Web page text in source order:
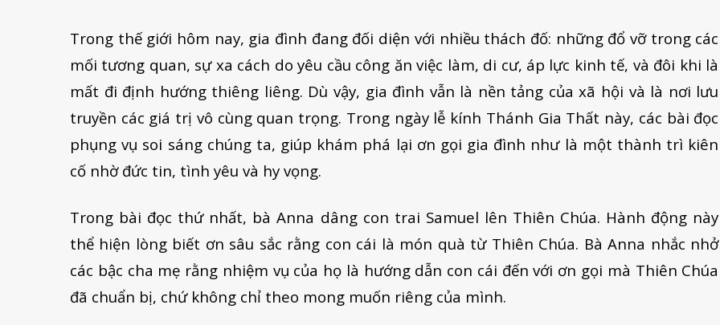
Trong thế giới hôm nay, gia đình đang đối diện với nhiều thách đố: những đổ vỡ trong các
mối tương quan, sự xa cách do yêu cầu công ăn việc làm, di cư, áp lực kinh tế, và đôi khi là
mất đi định hướng thiêng liêng. Dù vậy, gia đình vẫn là nền tảng của xã hội và là nơi lưu
truyền các giá trị vô cùng quan trọng. Trong ngày lễ kính Thánh Gia Thất này, các bài đọc
phụng vụ soi sáng chúng ta, giúp khám phá lại ơn gọi gia đình như là một thành trì kiên
cố nhờ đức tin, tình yêu và hy vọng.
Trong bài đọc thứ nhất, bà Anna dâng con trai Samuel lên Thiên Chúa. Hành động này
thể hiện lòng biết ơn sâu sắc rằng con cái là món quà từ Thiên Chúa. Bà Anna nhắc nhở
các bậc cha mẹ rằng nhiệm vụ của họ là hướng dẫn con cái đến với ơn gọi mà Thiên Chúa
đã chuẩn bị, chứ không chỉ theo mong muốn riêng của mình.